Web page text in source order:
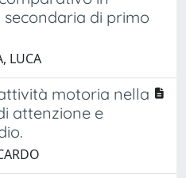
di primo
LUCA
motoria nella
attenzione e